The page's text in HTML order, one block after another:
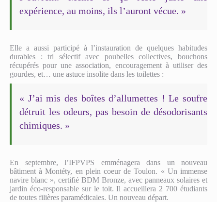
expérience, au moins, ils l’auront vécue. »
Elle a aussi participé à l’instauration de quelques habitudes
durables : tri sélectif avec poubelles collectives, bouchons
récupérés pour une association, encouragement à utiliser des
gourdes, et… une astuce insolite dans les toilettes :
« J’ai mis des boîtes d’allumettes ! Le soufre
détruit les odeurs, pas besoin de désodorisants
chimiques. »
En septembre, l’IFPVPS emménagera dans un nouveau
bâtiment à Montéty, en plein coeur de Toulon. « Un immense
navire blanc », certifié BDM Bronze, avec panneaux solaires et
jardin éco-responsable sur le toit. Il accueillera 2 700 étudiants
de toutes filières paramédicales. Un nouveau départ.